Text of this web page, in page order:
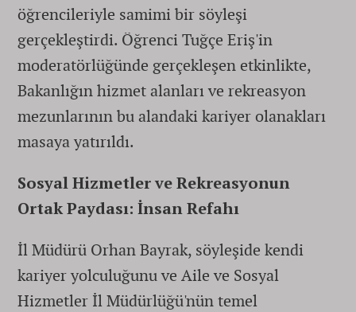
öğrencileriyle samimi bir söyleşi
gerçekleştirdi. Öğrenci Tuğçe Eriş'in
moderatörlüğünde gerçekleşen etkinlikte,
Bakanlığın hizmet alanları ve rekreasyon
mezunlarının bu alandaki kariyer olanakları
masaya yatırıldı.
Sosyal Hizmetler ve Rekreasyonun
Ortak Paydası: İnsan Refahı
İl Müdürü Orhan Bayrak, söyleşide kendi
kariyer yolculuğunu ve Aile ve Sosyal
Hizmetler İl Müdürlüğü'nün temel